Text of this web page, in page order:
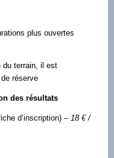
plus ouvertes
du terrain, il est
réserve
des résultats
d’inscription) – 18 € /